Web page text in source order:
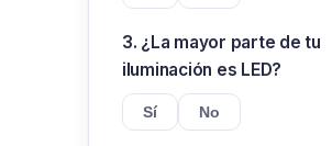
3. ¿La mayor parte de tu
iluminación es LED?
Sí No